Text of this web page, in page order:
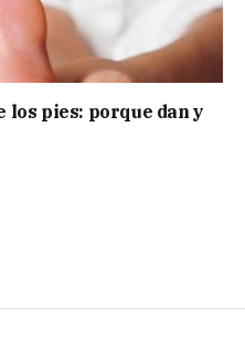
los pies: porque dan y